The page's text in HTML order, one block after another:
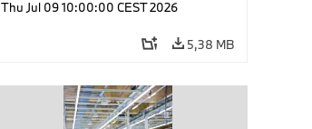
Thu Jul 09 10:00:00 CEST 2026
5,38 MB